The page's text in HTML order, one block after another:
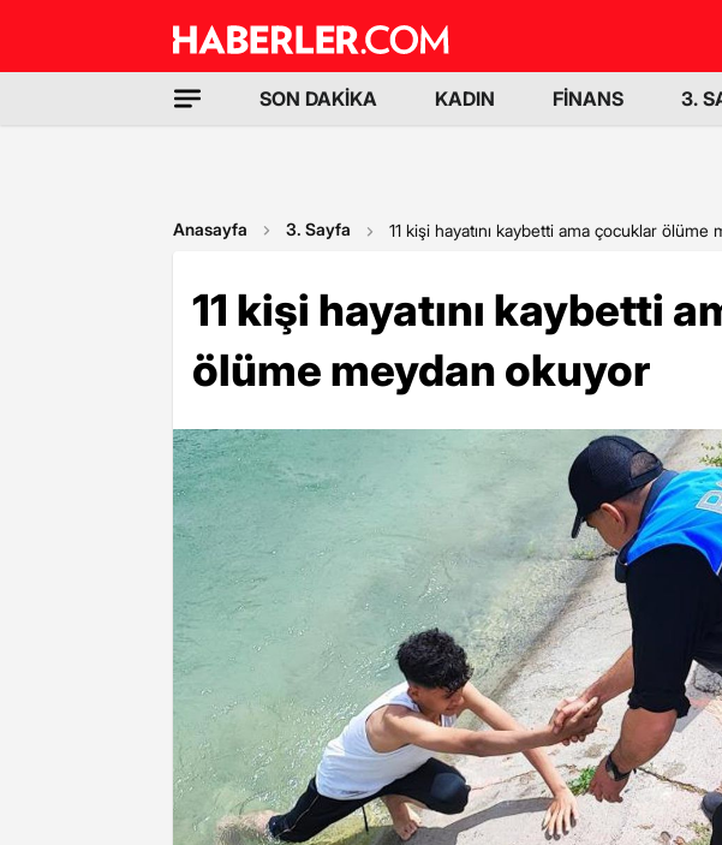
SON DAKİKA KADIN FİNANS 3.
Anasayfa 3. Sayfa 11 kişi hayatını kaybetti ama çocuklar ölüme
11 kişi hayatını kaybetti
ölüme meydan okuyor